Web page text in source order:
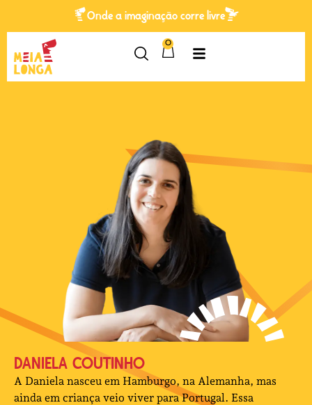
Onde a imaginação corre livre
0
DANIELA COUTINHO
A Daniela nasceu em Hamburgo, na Alemanha, mas
ainda em criança veio viver para Portugal. Essa